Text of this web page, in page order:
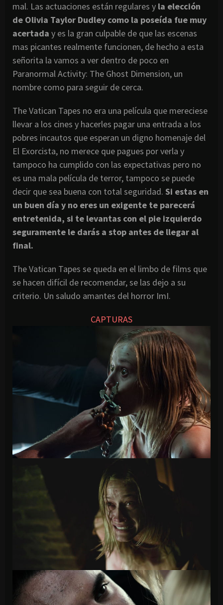
mal. Las actuaciones están regulares y la elección
de Olivia Taylor Dudley como la poseída fue muy
acertada y es la gran culpable de que las escenas
mas picantes realmente funcionen, de hecho a esta
señorita la vamos a ver dentro de poco en
Paranormal Activity: The Ghost Dimension, un
nombre como para seguir de cerca.
The Vatican Tapes no era una película que mereciese
llevar a los cines y hacerles pagar una entrada a los
pobres incautos que esperan un digno homenaje del
El Exorcista, no merece que pagues por verla y
tampoco ha cumplido con las expectativas pero no
es una mala película de terror, tampoco se puede
decir que sea buena con total seguridad. Si estas en
un buen día y no eres un exigente te parecerá
entretenida, si te levantas con el pie izquierdo
seguramente le darás a stop antes de llegar al
final.
The Vatican Tapes se queda en el limbo de films que
se hacen difícil de recomendar, se las dejo a su
criterio. Un saludo amantes del horror ImI.
CAPTURAS